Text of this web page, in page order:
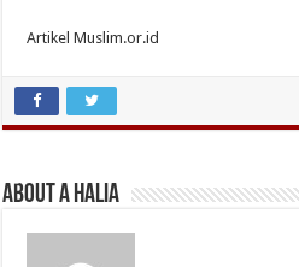
Artikel Muslim.or.id
About A Halia